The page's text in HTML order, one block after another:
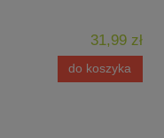
31,99 zł
do koszyka